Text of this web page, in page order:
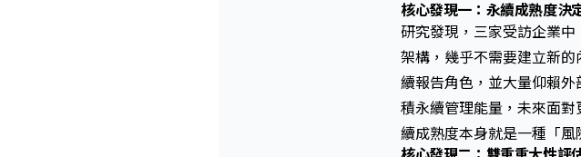
核心發現一：永續成熟度決
研究發現，三家受訪企業
架構，幾乎不需要建立新
續報告角色，並大量仰賴
積永續管理能量，未來面
續成熟度本身就是一種「風